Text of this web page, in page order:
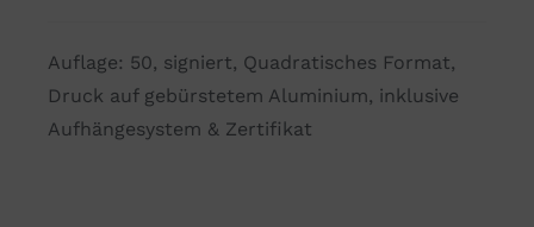
Menge
Auflage: 50, signiert, Quadratisches Format,
Druck auf gebürstetem Aluminium, inklusive
Aufhängesystem & Zertifikat